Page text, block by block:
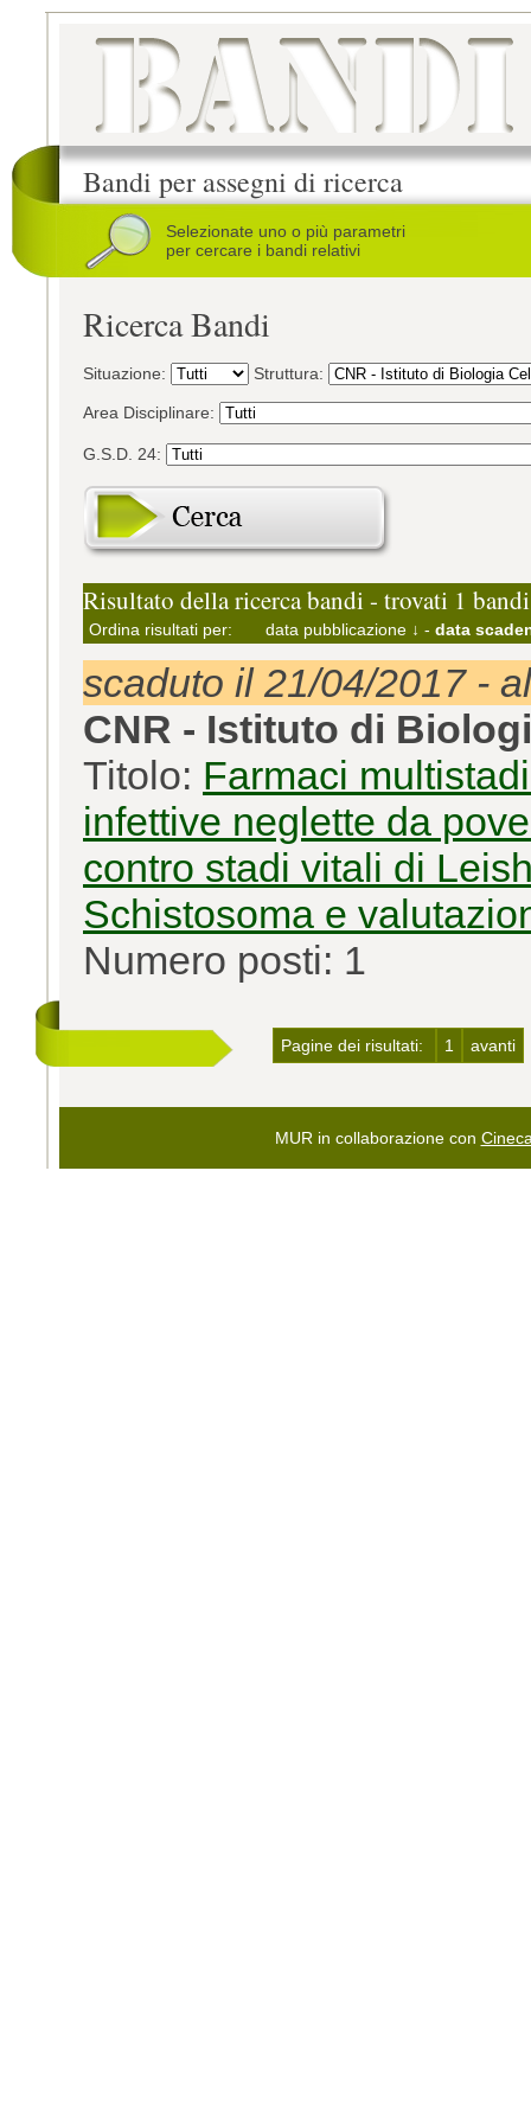
Bandi per assegni di ricerca
Selezionate uno o più parametri
per cercare i bandi relativi
Ricerca Bandi
Situazione: Struttura:
Area Disciplinare:
G.S.D. 24:
Risultato della ricerca bandi - trovati 1 bandi
Ordina risultati per: data pubblicazione ↓ - data
scaduto il 21/04/2017 -
CNR - Istituto di
Titolo: Farmaci
infettive neglette da
contro stadi vitali di
Schistosoma e
Numero posti: 1
Pagine dei risultati: 1 avanti
MUR in collaborazione con